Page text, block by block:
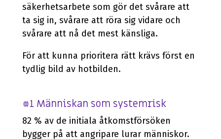
säkerhetsarbete som gör det svårare att
ta sig in, svårare att röra sig vidare och
svårare att nå det mest känsliga.
För att kunna prioritera rätt krävs först en
tydlig bild av hotbilden.
#1 Människan som systemrisk
82 % av de initiala åtkomstförsöken
bygger på att angripare lurar människor.